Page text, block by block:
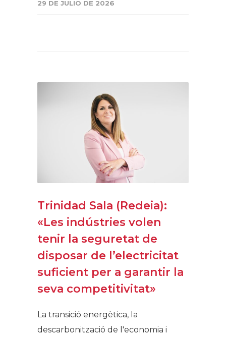
29 DE JULIO DE 2026
Trinidad Sala (Redeia):
«Les indústries volen
tenir la seguretat de
disposar de l’electricitat
suficient per a garantir la
seva competitivitat»
La transició energètica, la
descarbonització de l'economia i